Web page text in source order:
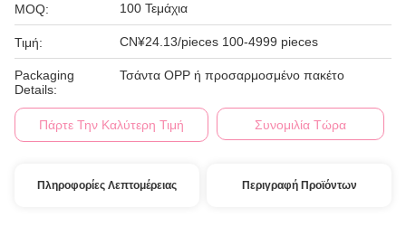
MOQ: 100 Τεμάχια
Τιμή: CN¥24.13/pieces 100-4999 pieces
Packaging
Details:
Τσάντα OPP ή προσαρμοσμένο πακέτο
Πάρτε Την Καλύτερη Τιμή Συνομιλία Τώρα
Πληροφορίες Λεπτομέρειας Περιγραφή Προϊόντων